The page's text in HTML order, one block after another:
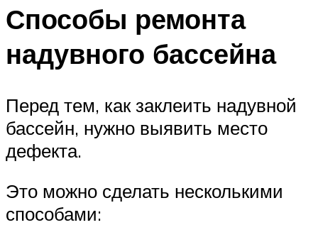
Способы ремонта
надувного бассейна
Перед тем, как заклеить надувной
бассейн, нужно выявить место
дефекта.
Это можно сделать несколькими
способами: